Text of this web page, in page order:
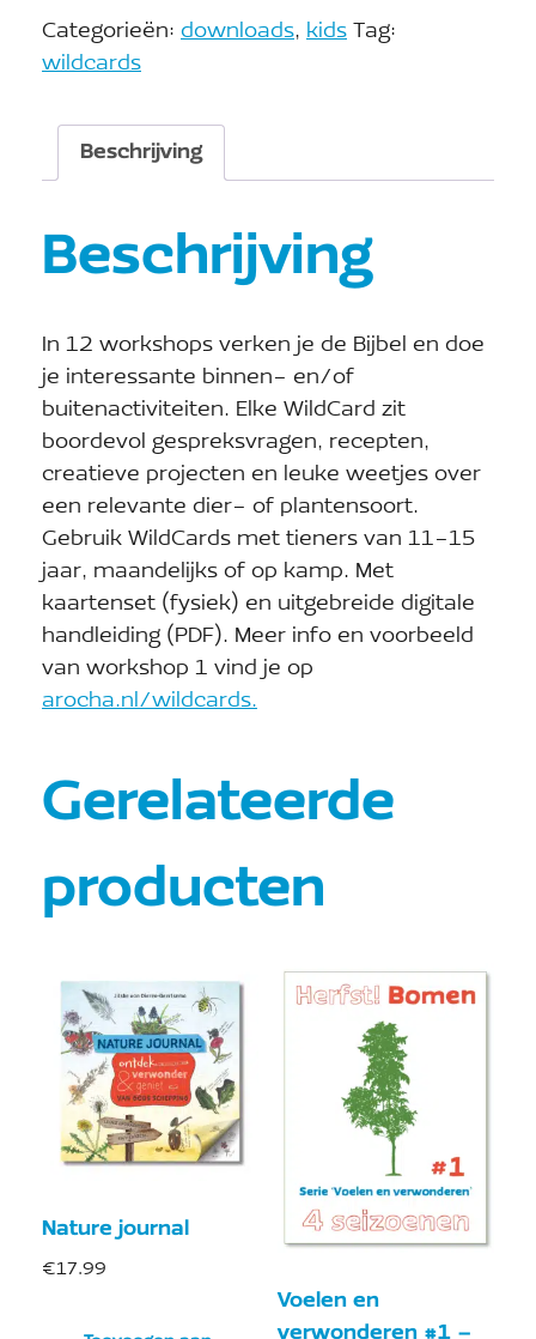
Categorieën: downloads, kids Tag:
wildcards
Beschrijving
Beschrijving
In 12 workshops verken je de Bijbel en doe
je interessante binnen- en/of
buitenactiviteiten. Elke WildCard zit
boordevol gespreksvragen, recepten,
creatieve projecten en leuke weetjes over
een relevante dier- of plantensoort.
Gebruik WildCards met tieners van 11-15
jaar, maandelijks of op kamp. Met
kaartenset (fysiek) en uitgebreide digitale
handleiding (PDF). Meer info en voorbeeld
van workshop 1 vind je op
arocha.nl/wildcards.
Gerelateerde
producten
Nature journal
€17.99
Voelen en
verwonderen #1 –